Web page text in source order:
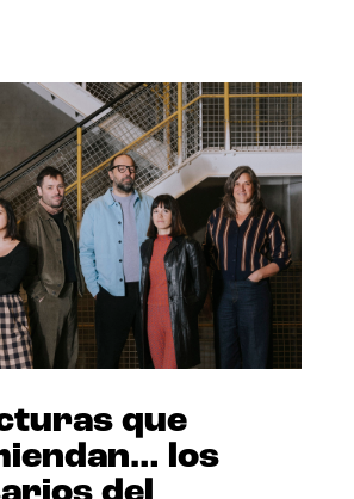
que
los